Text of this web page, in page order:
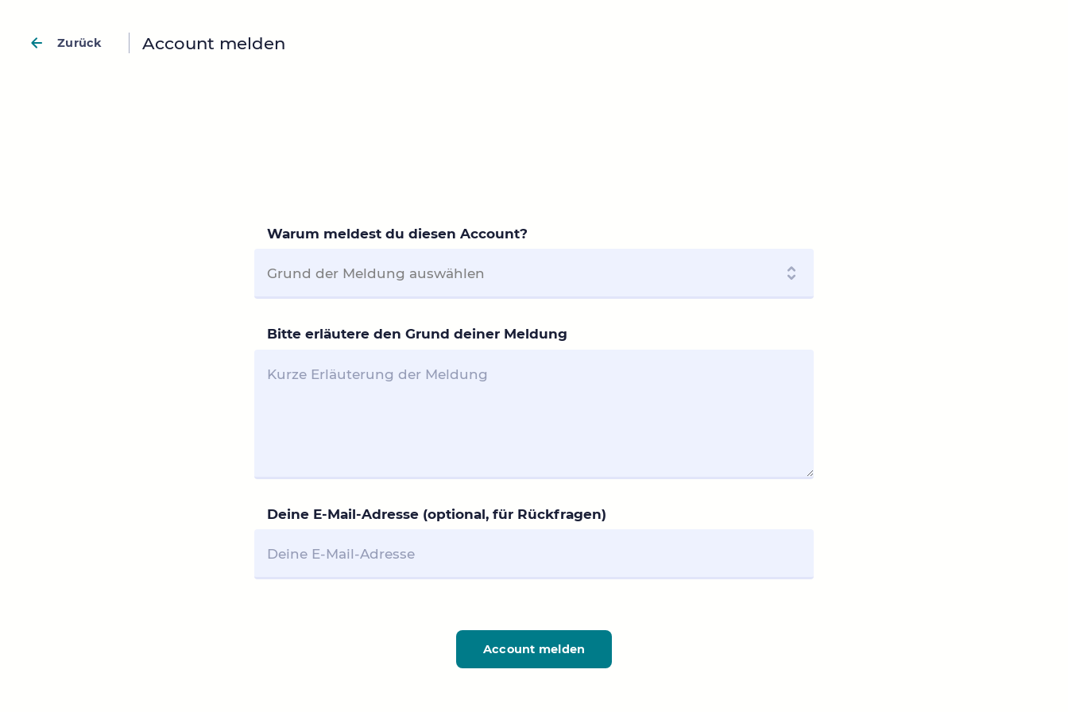
Zurück Account melden
Warum meldest du diesen Account?
Bitte erläutere den Grund deiner Meldung
Deine E-Mail-Adresse (optional, für Rückfragen)
Account melden